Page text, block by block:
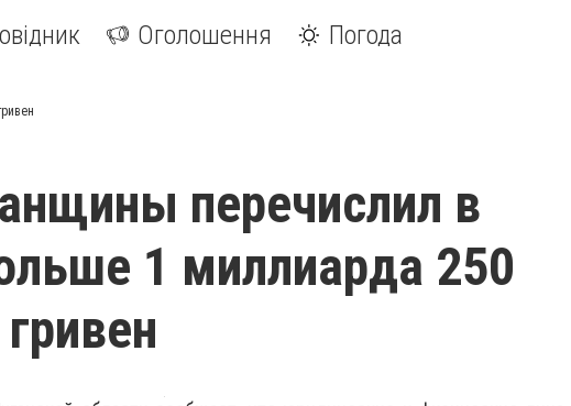
Оголошення Погода
перечислил в
1 миллиарда 250